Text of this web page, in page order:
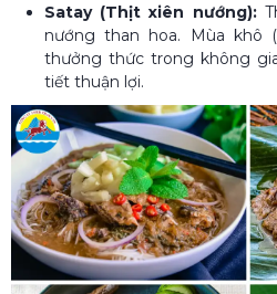
Satay (Thịt xiên nướng):
nướng than hoa. Mùa
thưởng thức trong không
tiết thuận lợi.